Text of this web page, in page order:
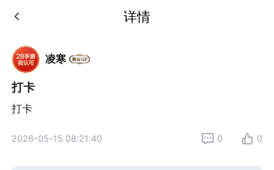
详情
凌寒
打卡
打卡
2026-05-15 08:21:40 0 0